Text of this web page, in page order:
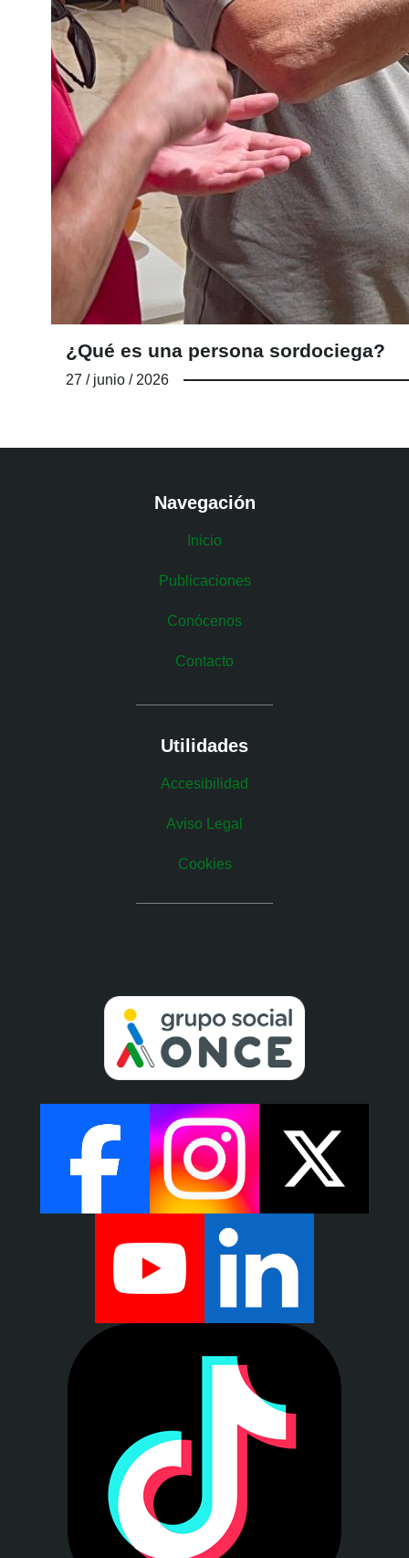
¿Qué es una persona sordociega?
27 / junio / 2026
Navegación
Inicio
Publicaciones
Conócenos
Contacto
Utilidades
Accesibilidad
Aviso Legal
Cookies